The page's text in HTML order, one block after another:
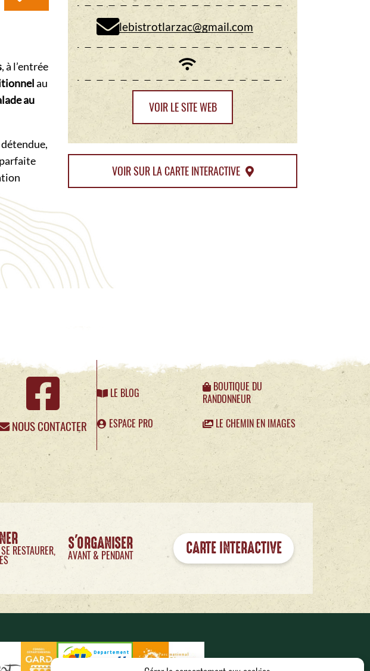
lebistrotlarzac@gmail.com
VOIR LE SITE WEB
, à l’entrée
au
au
VOIR SUR LA CARTE INTERACTIVE
NOUS CONTACTER
LE BLOG
BOUTIQUE DU
RANDONNEUR
ESPACE PRO
LE CHEMIN EN IMAGES
RESTAURER, S'ORGANISER
AVANT & PENDANT CARTE INTERACTIVE